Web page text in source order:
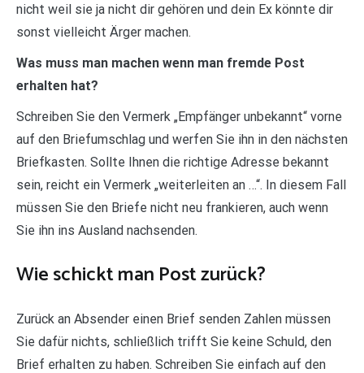
nicht weil sie ja nicht dir gehören und dein Ex könnte dir
sonst vielleicht Ärger machen.
Was muss man machen wenn man fremde Post
erhalten hat?
Schreiben Sie den Vermerk „Empfänger unbekannt“ vorne
auf den Briefumschlag und werfen Sie ihn in den nächsten
Briefkasten. Sollte Ihnen die richtige Adresse bekannt
sein, reicht ein Vermerk „weiterleiten an …“. In diesem Fall
müssen Sie den Briefe nicht neu frankieren, auch wenn
Sie ihn ins Ausland nachsenden.
Wie schickt man Post zurück?
Zurück an Absender einen Brief senden Zahlen müssen
Sie dafür nichts, schließlich trifft Sie keine Schuld, den
Brief erhalten zu haben. Schreiben Sie einfach auf den